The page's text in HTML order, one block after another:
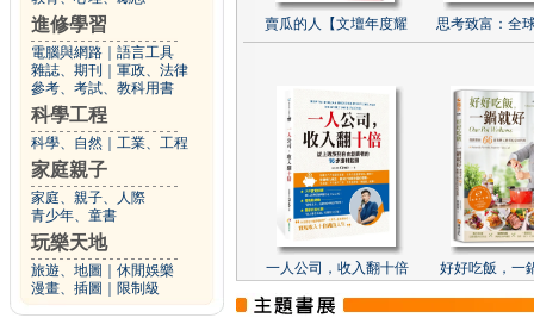
進修學習
電腦與網路
語言工具
雜誌、期刊
軍政、法律
參考、考試、教科用書
科學工程
科學、自然 工業、工程
家庭親子
家庭、親子、人際
青少年、童書
玩樂天地
旅遊、地圖
休閒娛樂
漫畫、插圖
限制級
賣瓜的人【文壇年度耀 思考致富：全
一人公司，收入翻十倍 好好吃飯，一